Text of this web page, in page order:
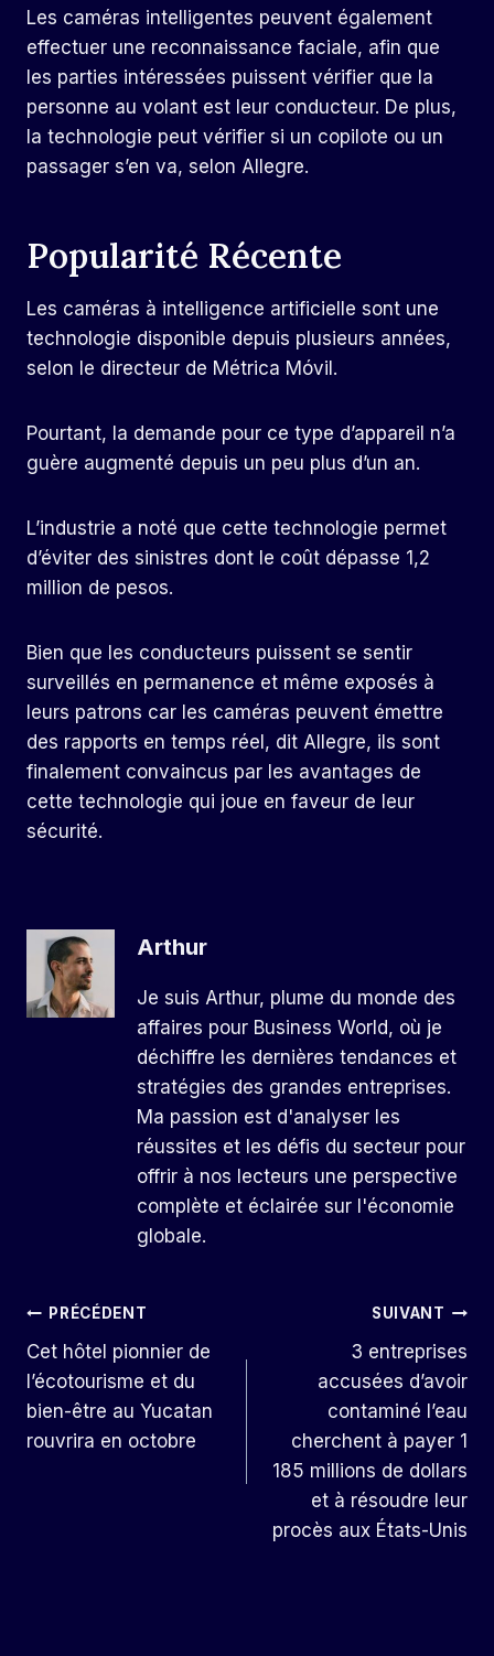
Les caméras intelligentes peuvent également
effectuer une reconnaissance faciale, afin que
les parties intéressées puissent vérifier que la
personne au volant est leur conducteur. De plus,
la technologie peut vérifier si un copilote ou un
passager s’en va, selon Allegre.
Popularité Récente
Les caméras à intelligence artificielle sont une
technologie disponible depuis plusieurs années,
selon le directeur de Métrica Móvil.
Pourtant, la demande pour ce type d’appareil n’a
guère augmenté depuis un peu plus d’un an.
L’industrie a noté que cette technologie permet
d’éviter des sinistres dont le coût dépasse 1,2
million de pesos.
Bien que les conducteurs puissent se sentir
surveillés en permanence et même exposés à
leurs patrons car les caméras peuvent émettre
des rapports en temps réel, dit Allegre, ils sont
finalement convaincus par les avantages de
cette technologie qui joue en faveur de leur
sécurité.
Arthur
Je suis Arthur, plume du monde des
affaires pour Business World, où je
déchiffre les dernières tendances et
stratégies des grandes entreprises.
Ma passion est d'analyser les
réussites et les défis du secteur pour
offrir à nos lecteurs une perspective
complète et éclairée sur l'économie
globale.
Navigation
De
L’article
PRÉCÉDENT
Cet hôtel pionnier de
l’écotourisme et du
bien-être au Yucatan
rouvrira en octobre
SUIVANT
3 entreprises
accusées d’avoir
contaminé l’eau
cherchent à payer 1
185 millions de dollars
et à résoudre leur
procès aux États-Unis